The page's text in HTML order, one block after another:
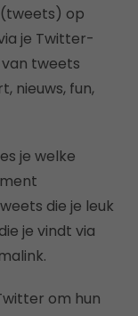
op
je Twitter-
tweets
nieuws, fun,
je welke
die je leuk
je vindt via
om hun